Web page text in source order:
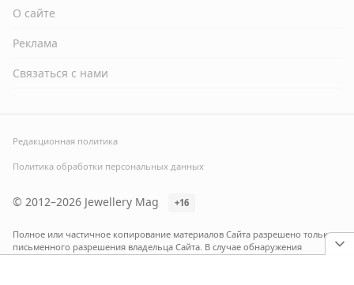
О сайте
Реклама
Связаться с нами
© 2012–2026 Jewellery Mag +16
Редакционная политика
Политика обработки персональных данных
Полное или частичное копирование материалов Сайта разрешено только с
письменного разрешения владельца Сайта. В случае обнаружения